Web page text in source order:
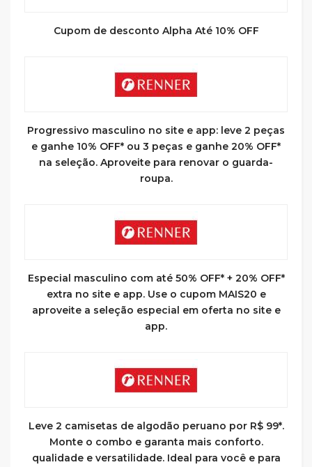
Cupom de desconto Alpha Até 10% OFF
Progressivo masculino no site e app: leve 2 peças
e ganhe 10% OFF* ou 3 peças e ganhe 20% OFF*
na seleção. Aproveite para renovar o guarda-
roupa.
Especial masculino com até 50% OFF* + 20% OFF*
extra no site e app. Use o cupom MAIS20 e
aproveite a seleção especial em oferta no site e
app.
Leve 2 camisetas de algodão peruano por R$ 99*.
Monte o combo e garanta mais conforto.
qualidade e versatilidade. Ideal para você e para